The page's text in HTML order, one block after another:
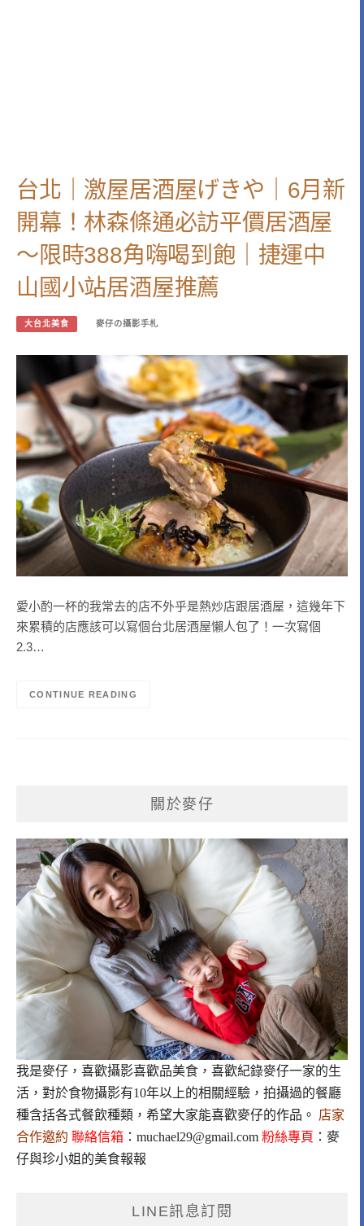
台北｜激屋居酒屋げきや｜6月新
開幕！林森條通必訪平價居酒屋
～限時388角嗨喝到飽｜捷運中
山國小站居酒屋推薦
大台北美食 麥仔の攝影手札
愛小酌一杯的我常去的店不外乎是熱炒店跟居酒屋，這幾年下
來累積的店應該可以寫個台北居酒屋懶人包了！一次寫個
2.3…
CONTINUE READING
關於麥仔
我是麥仔，喜歡攝影喜歡品美食，喜歡紀錄麥仔一家的生
活，對於食物攝影有10年以上的相關經驗，拍攝過的餐廳
種含括各式餐飲種類，希望大家能喜歡麥仔的作品。 店家
合作邀約 聯絡信箱 ： muchael29@gmail.com 粉絲專頁 ： 麥
仔與珍小姐的美食報報
LINE訊息訂閱